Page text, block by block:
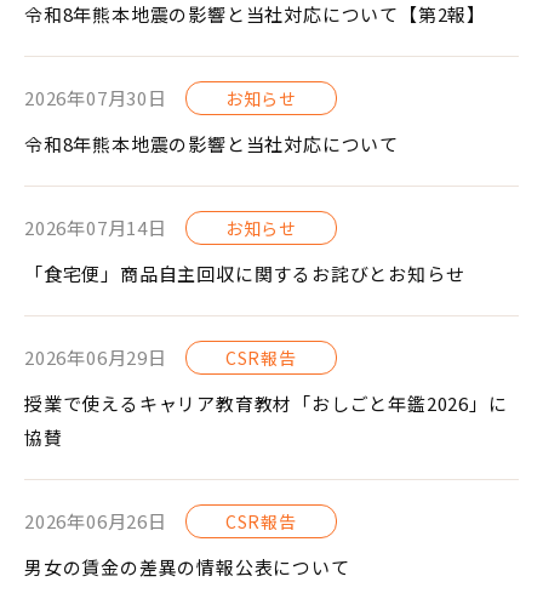
令和8年熊本地震の影響と当社対応について【第2報】
2026年07月30日 お知らせ
令和8年熊本地震の影響と当社対応について
2026年07月14日 お知らせ
「食宅便」商品自主回収に関するお詫びとお知らせ
2026年06月29日 CSR報告
授業で使えるキャリア教育教材「おしごと年鑑2026」に
協賛
2026年06月26日 CSR報告
男女の賃金の差異の情報公表について